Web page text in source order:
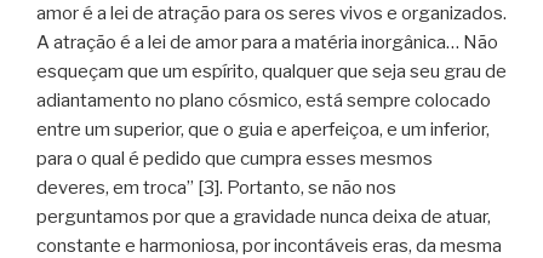
amor é a lei de atração para os seres vivos e organizados.
A atração é a lei de amor para a matéria inorgânica… Não
esqueçam que um espírito, qualquer que seja seu grau de
adiantamento no plano cósmico, está sempre colocado
entre um superior, que o guia e aperfeiçoa, e um inferior,
para o qual é pedido que cumpra esses mesmos
deveres, em troca” [3]. Portanto, se não nos
perguntamos por que a gravidade nunca deixa de atuar,
constante e harmoniosa, por incontáveis eras, da mesma